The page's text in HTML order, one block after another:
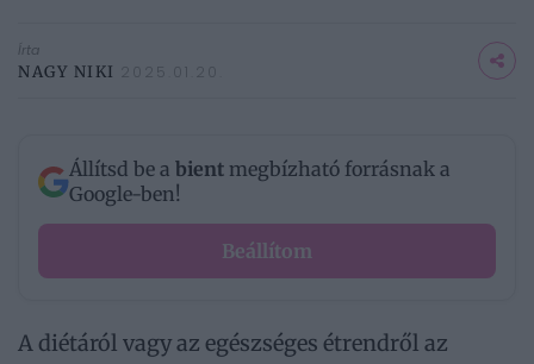
Írta
NAGY NIKI 2025.01.20.
Állítsd be a bient megbízható forrásnak a
Google-ben!
Beállítom
A diétáról vagy az egészséges étrendről az